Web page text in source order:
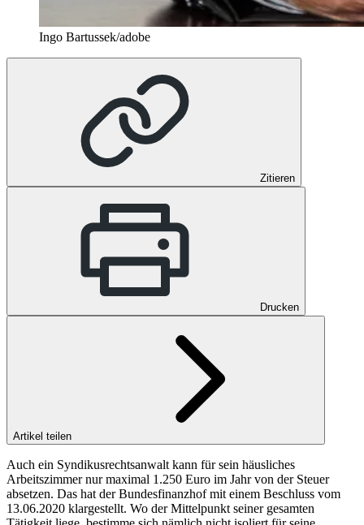
Ingo Bartussek/adobe
Zitieren
Drucken
Artikel teilen
Auch ein Syndikusrechtsanwalt kann für sein häusliches
Arbeitszimmer nur maximal 1.250 Euro im Jahr von der Steuer
absetzen. Das hat der Bundesfinanzhof mit einem Beschluss vom
13.06.2020 klargestellt. Wo der Mittelpunkt seiner gesamten